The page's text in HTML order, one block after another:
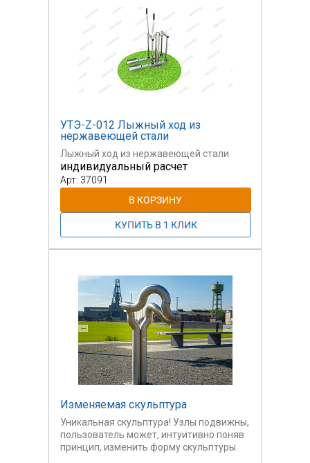
УТЭ-Z-012 Лыжный ход из
нержавеющей стали
Лыжный ход из нержавеющей стали
индивидуальный расчет
Арт: 37091
Изменяемая скульптура
Уникальная скульптура! Узлы подвижны,
пользователь может, интуитивно поняв
принцип, изменить форму скульптуры.